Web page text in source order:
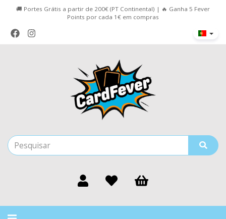
🚚 Portes Grátis a partir de 200€ (PT Continental) | 🔥 Ganha 5 Fever
Points por cada 1€ em compras